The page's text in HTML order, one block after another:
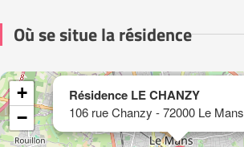
Où se situe la résidence
Résidence LE CHANZY
106 rue Chanzy - 72000 Le Mans
+
−